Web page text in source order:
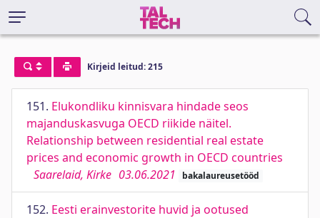
Kirjeid leitud: 215
151. Elukondliku kinnisvara hindade seos
majanduskasvuga OECD riikide näitel.
Relationship between residential real estate
prices and economic growth in OECD countries
Saarelaid, Kirke 03.06.2021 bakalaureusetööd
152. Eesti erainvestorite huvid ja ootused